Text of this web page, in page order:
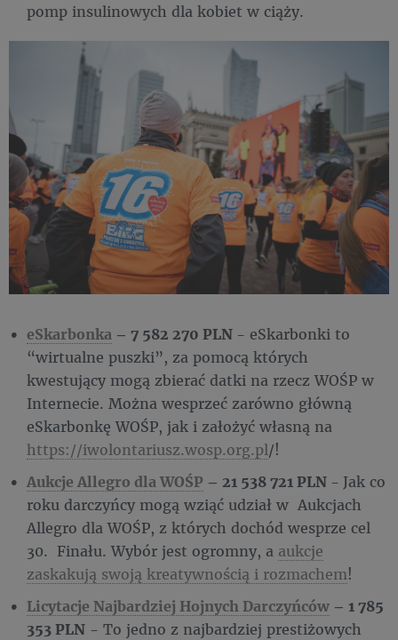
pomp insulinowych dla kobiet w ciąży.
eSkarbonka – 7 582 270 PLN - eSkarbonki to
“wirtualne puszki”, za pomocą których
kwestujący mogą zbierać datki na rzecz WOŚP w
Internecie. Można wesprzeć zarówno główną
eSkarbonkę WOŚP, jak i założyć własną na
https://iwolontariusz.wosp.org.pl/!
Aukcje Allegro dla WOŚP – 21 538 721 PLN - Jak co
roku darczyńcy mogą wziąć udział w Aukcjach
Allegro dla WOŚP, z których dochód wesprze cel
30. Finału. Wybór jest ogromny, a aukcje
zaskakują swoją kreatywnością i rozmachem!
Licytacje Najbardziej Hojnych Darczyńców – 1 785
353 PLN - To jedno z najbardziej prestiżowych